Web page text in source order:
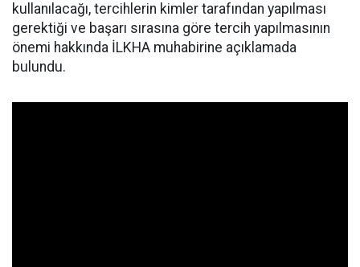
kullanılacağı, tercihlerin kimler tarafından yapılması
gerektiği ve başarı sırasına göre tercih yapılmasının
önemi hakkında İLKHA muhabirine açıklamada
bulundu.